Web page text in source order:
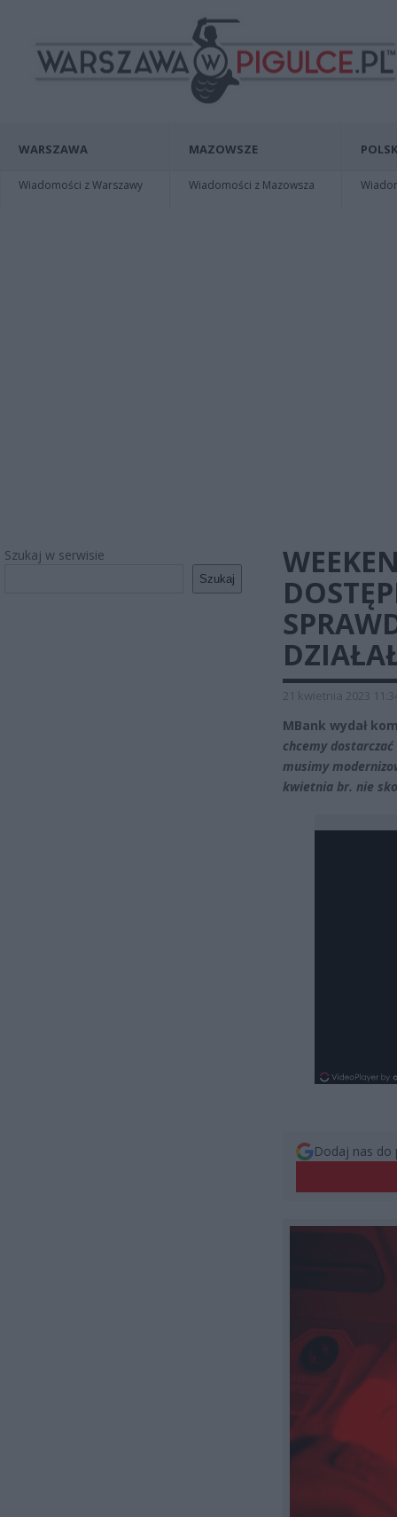
WARSZAWA
Wiadomości z Warszawy
MAZOWSZE
Wiadomości z Mazowsza
Szukaj w serwisie
Szukaj
21 kwietnia 2023
MBank wydał
chcemy
musimy
kwietnia br. nie
Dodaj nas do